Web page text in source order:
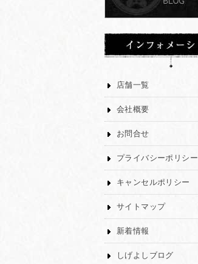
店舗一覧
会社概要
お問合せ
プライバシーポリシー
キャンセルポリシー
サイトマップ
新着情報
しげよしブログ